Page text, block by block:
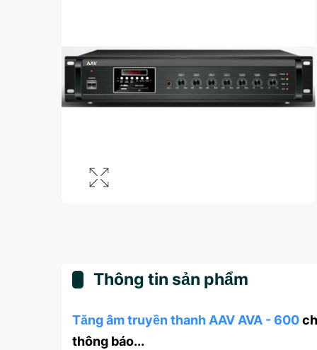
Thông tin sản phẩm
Tăng âm truyền thanh AAV AVA - 600
thông báo...